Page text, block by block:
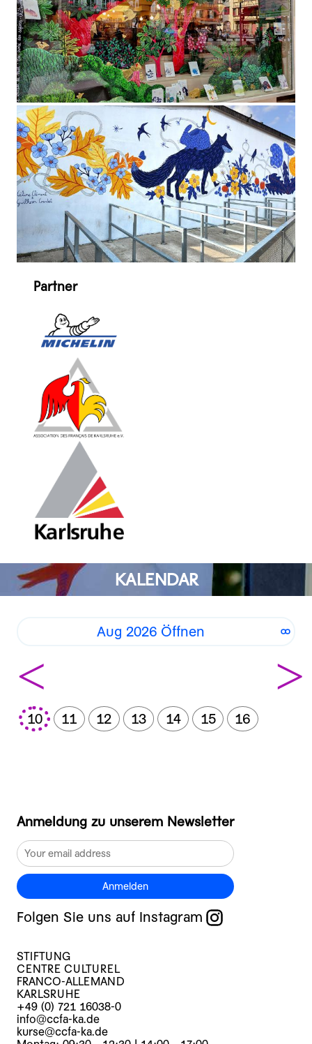
Partner
KALENDAR
Aug 2026 Öffnen
< >
10 11 12 13 14 15 16
Anmeldung zu unserem Newsletter
Anmelden
Folgen Sie uns auf Instagram
STIFTUNG
CENTRE CULTUREL
FRANCO-ALLEMAND
KARLSRUHE
+49 (0) 721 16038-0
info@ccfa-ka.de
kurse@ccfa-ka.de